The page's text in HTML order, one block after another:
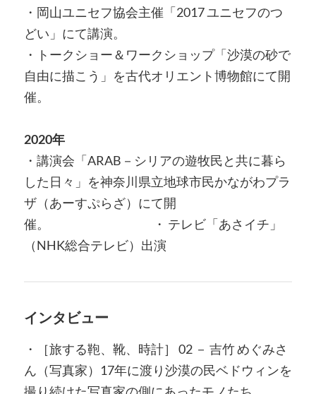
・岡山ユニセフ協会主催「2017 ユニセフのつ
どい」にて講演。
・トークショー＆ワークショップ「沙漠の砂で
自由に描こう」を古代オリエント博物館にて開
催。
2020年
・講演会「ARAB－シリアの遊牧民と共に暮ら
した日々」を神奈川県立地球市民かながわプラ
ザ（あーすぷらざ）にて開
催。 ・ テレビ「あさイチ」
（NHK総合テレビ）出演
インタビュー
・［旅する鞄、靴、時計］ 02 － 吉竹 めぐみさ
ん（写真家）17年に渡り沙漠の民ベドウィンを